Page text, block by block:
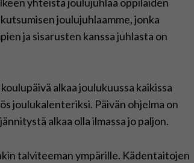
joulujuhlaamme, jonka
ja sisarusten kanssa juhlasta on
alkaa joulukuussa kaikissa
joulukalenteriksi. Päivän ohjelma on
alkaa olla ilmassa jo paljon.
talviteeman ympärille. Kädentaitojen